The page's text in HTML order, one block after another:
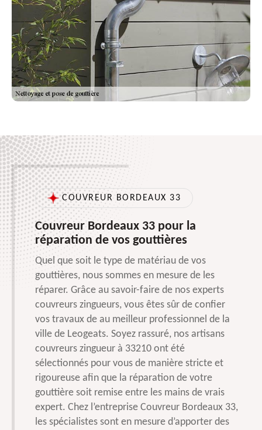
COUVREUR BORDEAUX 33
Couvreur Bordeaux 33 pour la
réparation de vos gouttières
Quel que soit le type de matériau de vos
gouttières, nous sommes en mesure de les
réparer. Grâce au savoir-faire de nos experts
couvreurs zingueurs, vous êtes sûr de confier
vos travaux de au meilleur professionnel de la
ville de Leogeats. Soyez rassuré, nos artisans
couvreurs zingueur à 33210 ont été
sélectionnés pour vous de manière stricte et
rigoureuse afin que la réparation de votre
gouttière soit remise entre les mains de vrais
expert. Chez l’entreprise Couvreur Bordeaux 33,
les spécialistes sont en mesure d’apporter des